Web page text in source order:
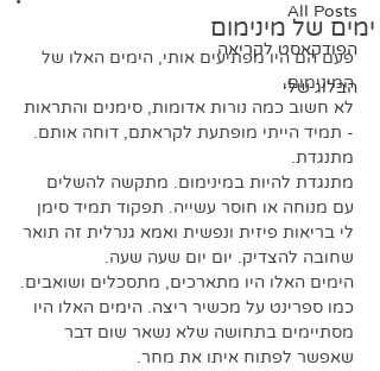
All Posts
הפודקאסט לקריאה
הבלוג שלי
ימים של מינימום
פעם הם היו מפתיעים אותי, הימים האלו של
המינימום.
לא חשוב כמה נורות אדומות, סימנים והתראות
- תמיד הייתי מופתעת לקראתם, דוחה אותם.
מתנגדת.
מתנגדת להיות במינימום. מתקשה להשלים
עם מנוחה או חוסר עשייה. תפקוד תמיד סימן
לי בריאות פיזית ונפשית ואמא גנרלית זה תואר
שחובה להצדיק. יום יום שעה שעה.
הימים האלו היו מתארכים, מתסכלים ושואבים.
כמו ספרינט על מכשיר ריצה. הימים האלו היו
מסתיימים בתחושה שלא נשאר שום דבר
שאפשר לפתוח איתו את מחר.